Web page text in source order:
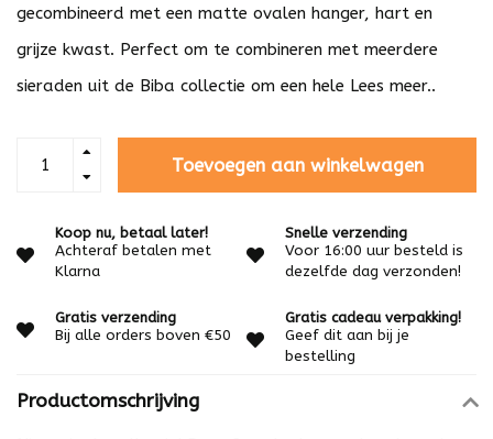
gecombineerd met een matte ovalen hanger, hart en
grijze kwast. Perfect om te combineren met meerdere
sieraden uit de Biba collectie om een hele Lees meer..
Toevoegen aan winkelwagen
Koop nu, betaal later!
Achteraf betalen met
Klarna
Snelle verzending
Voor 16:00 uur besteld is
dezelfde dag verzonden!
Gratis verzending
Bij alle orders boven €50
Gratis cadeau verpakking!
Geef dit aan bij je
bestelling
Productomschrijving